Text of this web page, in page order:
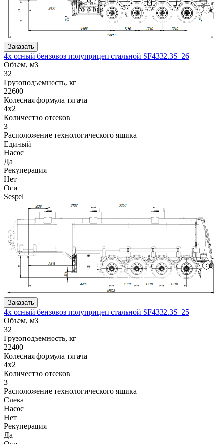
Заказать
4х осный бензовоз полуприцеп стальной SF4332.3S_26
Объем, м3
32
Грузоподъемность, кг
22600
Колесная формула тягача
4x2
Количество отсеков
3
Расположение технологического ящика
Единый
Насос
Да
Рекуперация
Нет
Оси
Sespel
Заказать
4х осный бензовоз полуприцеп стальной SF4332.3S_25
Объем, м3
32
Грузоподъемность, кг
22400
Колесная формула тягача
4x2
Количество отсеков
3
Расположение технологического ящика
Слева
Насос
Нет
Рекуперация
Да